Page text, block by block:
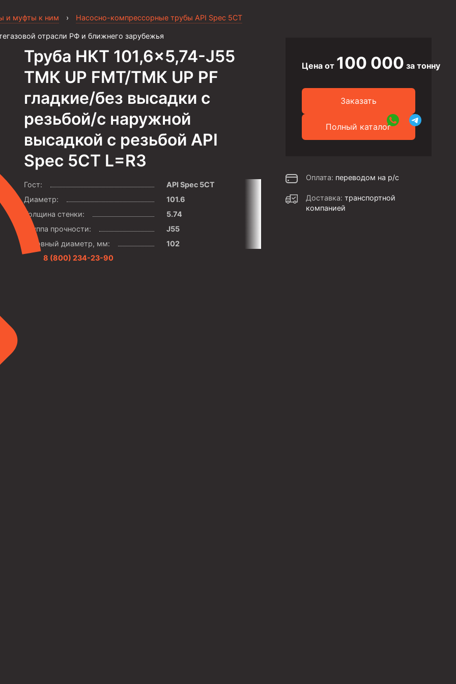
отрасли РФ и ближнего зарубежья
8 (800) 234-23-90
и муфты к ним › Насосно-компрессорные трубы API Spec 5CT
Труба НКТ 101,6×5,74-J55
ТМК UP FMT/ТМК UP PF
гладкие/без высадки с
резьбой/с наружной
высадкой с резьбой API
Spec 5CT L=R3
Гост:
API Spec 5CT
Диаметр:
101.6
Толщина стенки:
5.74
Группа прочности:
J55
Условный диаметр, мм:
102
Цена от 100 000 за тонну
Заказать
Полный каталог
Оплата: переводом на р/с
Доставка: транспортной
компанией